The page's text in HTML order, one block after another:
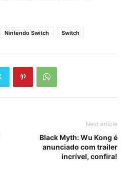
Nintendo Switch Switch
Next article
Black Myth: Wu Kong é
anunciado com trailer
incrível, confira!